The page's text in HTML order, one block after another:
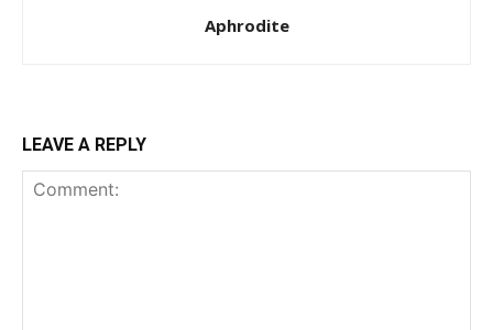
Aphrodite
LEAVE A REPLY